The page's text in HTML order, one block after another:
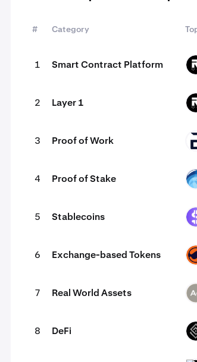
# Category
1 Smart Contract Platform
2 Layer 1
3 Proof of Work
4 Proof of Stake
5 Stablecoins
6 Exchange-based Tokens
7 Real World Assets
8 DeFi